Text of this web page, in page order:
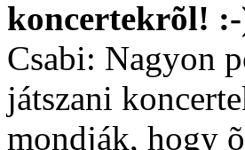
koncertekrõl! :-
Csabi: Nagyon
játszani
mondják, hogy